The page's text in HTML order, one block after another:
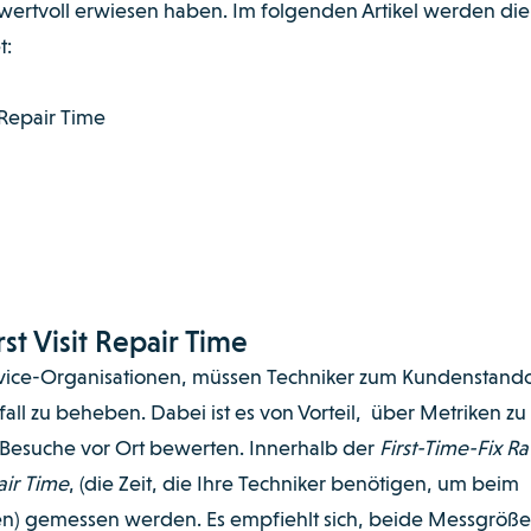
erwiesen haben. Im folgenden Artikel werden die
Time
Visit Repair Time
Organisationen, müssen Techniker zum
zu beheben. Dabei ist es von Vorteil, über Metriken zu
vor Ort bewerten. Innerhalb der First-Time-Fix
Time, (die Zeit, die Ihre Techniker benötigen, um beim
gemessen werden. Es empfiehlt sich, beide